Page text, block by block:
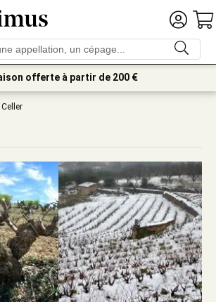
offerte à partir de 200 €